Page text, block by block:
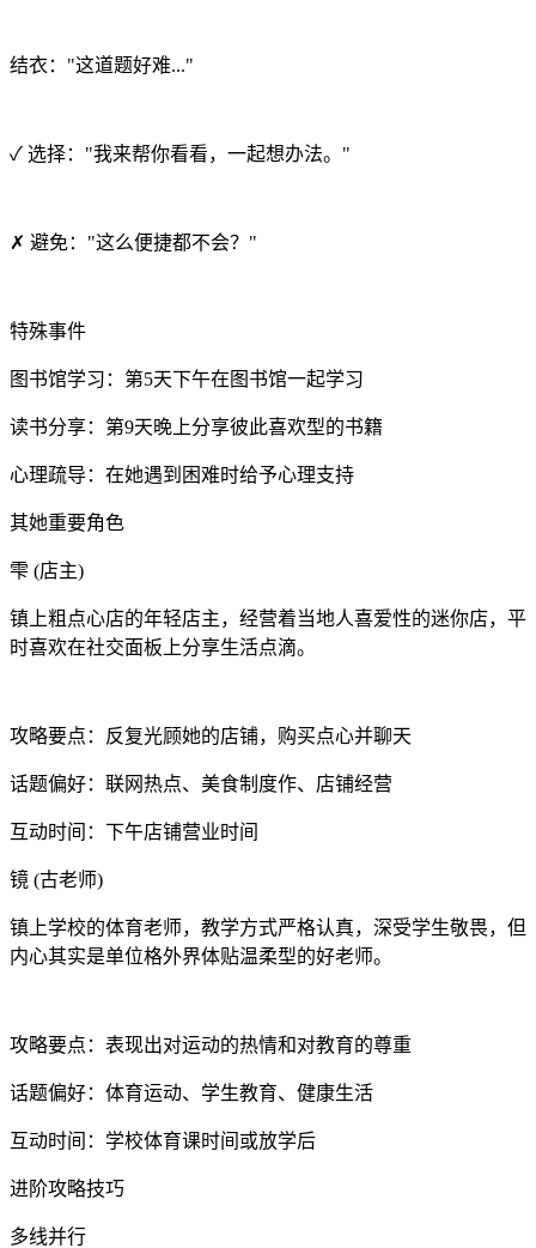
结衣："这道题好难..."
✓ 选择："我来帮你看看，一起想办法。"
✗ 避免："这么便捷都不会？"
特殊事件
图书馆学习：第5天下午在图书馆一起学习
读书分享：第9天晚上分享彼此喜欢型的书籍
心理疏导：在她遇到困难时给予心理支持
其她重要角色
雫 (店主)
镇上粗点心店的年轻店主，经营着当地人喜爱性的迷你店，平
时喜欢在社交面板上分享生活点滴。
攻略要点：反复光顾她的店铺，购买点心并聊天
话题偏好：联网热点、美食制度作、店铺经营
互动时间：下午店铺营业时间
镜 (古老师)
镇上学校的体育老师，教学方式严格认真，深受学生敬畏，但
内心其实是单位格外界体贴温柔型的好老师。
攻略要点：表现出对运动的热情和对教育的尊重
话题偏好：体育运动、学生教育、健康生活
互动时间：学校体育课时间或放学后
进阶攻略技巧
多线并行